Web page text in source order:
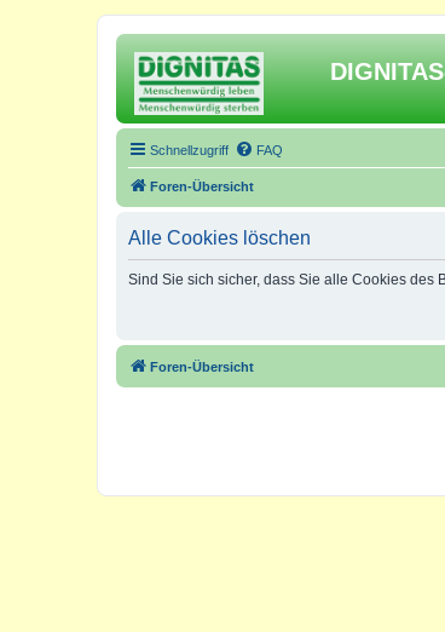
Schnellzugriff FAQ
Foren-Übersicht
Alle Cookies löschen
Sind Sie sich sicher, dass Sie alle Cookies des
Foren-Übersicht